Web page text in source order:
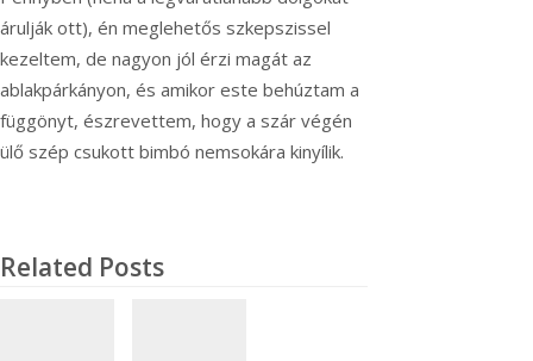
árulják ott), én meglehetős szkepszissel
kezeltem, de nagyon jól érzi magát az
ablakpárkányon, és amikor este behúztam a
függönyt, észrevettem, hogy a szár végén
ülő szép csukott bimbó nemsokára kinyílik.
Related Posts